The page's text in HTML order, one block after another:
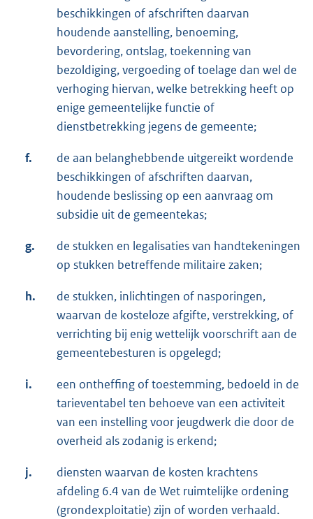
beschikkingen of afschriften daarvan
houdende aanstelling, benoeming,
bevordering, ontslag, toekenning van
bezoldiging, vergoeding of toelage dan wel de
verhoging hiervan, welke betrekking heeft op
enige gemeentelijke functie of
dienstbetrekking jegens de gemeente;
f.
de aan belanghebbende uitgereikt wordende
beschikkingen of afschriften daarvan,
houdende beslissing op een aanvraag om
subsidie uit de gemeentekas;
g.
de stukken en legalisaties van handtekeningen
op stukken betreffende militaire zaken;
h.
de stukken, inlichtingen of nasporingen,
waarvan de kosteloze afgifte, verstrekking, of
verrichting bij enig wettelijk voorschrift aan de
gemeentebesturen is opgelegd;
i.
een ontheffing of toestemming, bedoeld in de
tarieventabel ten behoeve van een activiteit
van een instelling voor jeugdwerk die door de
overheid als zodanig is erkend;
j.
diensten waarvan de kosten krachtens
afdeling 6.4 van de Wet ruimtelijke ordening
(grondexploitatie) zijn of worden verhaald.